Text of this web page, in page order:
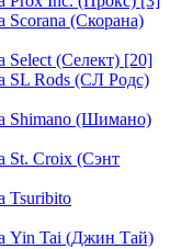
(Скорана)
(Селект) [20]
SL Rods (СЛ Родс)
Shimano (Шимано)
St. Croix (Сэнт
Tsuribito
Yin Tai (Джин Тай)